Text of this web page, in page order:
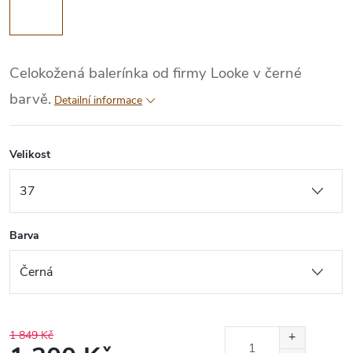
Celokožená balerínka od firmy Looke v černé
barvě. Detailní informace
Velikost
Barva
1 849 Kč